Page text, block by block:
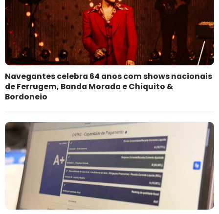
Navegantes celebra 64 anos com shows nacionais
de Ferrugem, Banda Morada e Chiquito &
Bordoneio